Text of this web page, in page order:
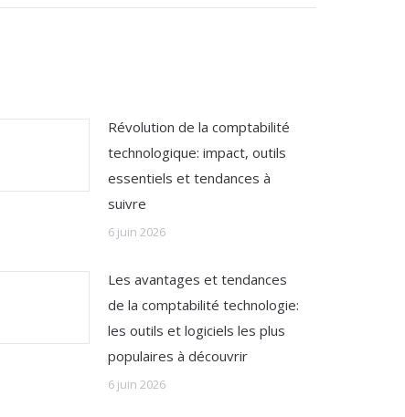
Révolution de la comptabilité
technologique: impact, outils
essentiels et tendances à
suivre
6 juin 2026
Les avantages et tendances
de la comptabilité technologie:
les outils et logiciels les plus
populaires à découvrir
6 juin 2026